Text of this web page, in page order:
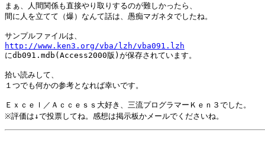
まぁ、人間関係も直接やり取りするのが難しかったら、
間に人を立てて（爆）なんて話は、愚痴マガネタでしたね。
http://www.ken3.org/vba/lzh/vba091.lzh
にdb091.mdb(Access2000版)が保存されています。
拾い読みして、
１つでも何かの参考となれば幸いです。
Ｅｘｃｅｌ／Ａｃｃｅｓｓ大好き、三流プログラマーＫｅｎ３でした。